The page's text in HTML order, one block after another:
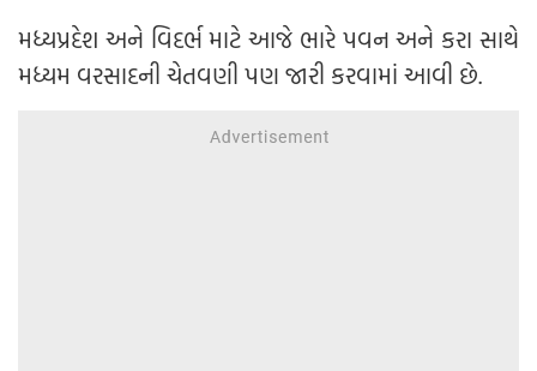
મધ્યપ્રદેશ અને વિદર્ભ માટે આજે ભારે પવન અને કરા સાથે
મધ્યમ વરસાદની ચેતવણી પણ જારી કરવામાં આવી છે.